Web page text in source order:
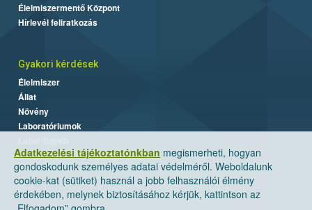
Adatkezelési tájékoztatónkban megismerheti, hogyan
gondoskodunk személyes adatai védelméről. Weboldalunk
cookie-kat (sütiket) használ a jobb felhasználói élmény
érdekében, melynek biztosításához kérjük, kattintson az
Élelmiszermentő Központ
Hírlevél feliratkozás
Gyakori kérdések
Élelmiszer
Állat
Növény
Laboratóriumok